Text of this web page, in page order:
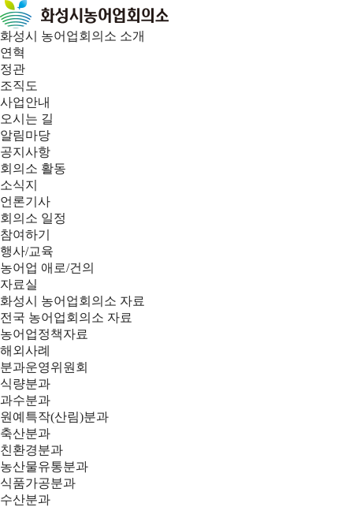
화성시 농어업회의소 소개
연혁
정관
조직도
사업안내
오시는 길
알림마당
공지사항
회의소 활동
소식지
언론기사
회의소 일정
참여하기
행사/교육
농어업 애로/건의
자료실
화성시 농어업회의소 자료
전국 농어업회의소 자료
농어업정책자료
해외사례
분과운영위원회
식량분과
과수분과
원예특작(산림)분과
축산분과
친환경분과
농산물유통분과
식품가공분과
수산분과